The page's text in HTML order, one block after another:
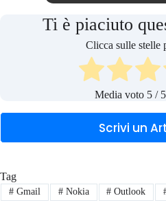
Ti è piaciuto
Clicca sulle stelle
Media voto 5 /
Scrivi un
Tag
#Gmail #Nokia # Outlook